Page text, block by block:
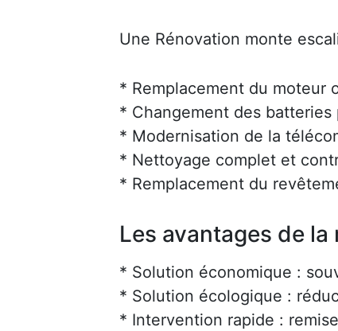
Une Rénovation monte
* Remplacement du moteur
* Changement des
* Modernisation de la
* Nettoyage complet et
* Remplacement du
Les avantages de la
* Solution économique :
* Solution écologique :
* Intervention rapide :